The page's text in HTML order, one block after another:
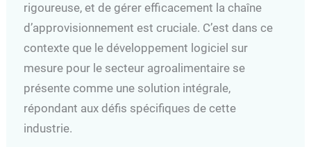
rigoureuse, et de gérer efficacement la chaîne
d’approvisionnement est cruciale. C’est dans ce
contexte que le développement logiciel sur
mesure pour le secteur agroalimentaire se
présente comme une solution intégrale,
répondant aux défis spécifiques de cette
industrie.